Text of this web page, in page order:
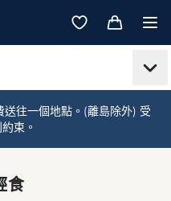
往一個地點。(離島除外) 受
束。
食